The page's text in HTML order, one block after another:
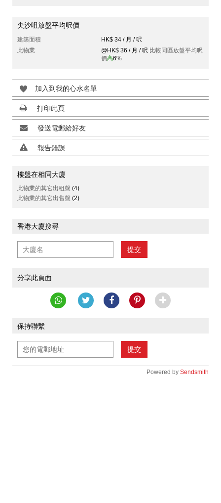
尖沙咀放盤平均呎價
建築面積
HK$ 34 / 月 / 呎
此物業
@HK$ 36 / 月 / 呎 比較同區放盤平均呎
價高6%
加入到我的心水名單
打印此頁
發送電郵給好友
報告錯誤
樓盤在相同大廈
此物業的其它出租盤 (4)
此物業的其它出售盤 (2)
香港大廈搜尋
提交
分享此頁面
保持聯繫
提交
Powered by Sendsmith